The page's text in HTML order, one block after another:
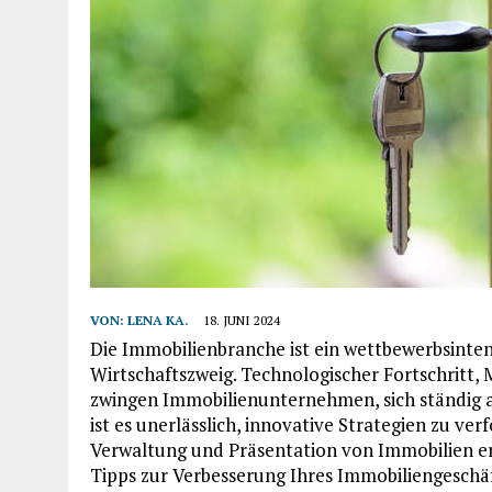
VON: LENA KA. 18. JUNI 2024
Die Immobilienbranche ist ein
Wirtschaftszweig. Technologischer
zwingen Immobilienunternehmen, sich ständig
ist es unerlässlich, innovative Strategien zu
Verwaltung und Präsentation von Immobilien
Tipps zur Verbesserung Ihres